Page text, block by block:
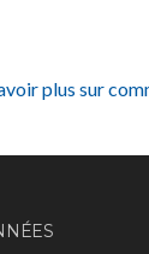
plus sur